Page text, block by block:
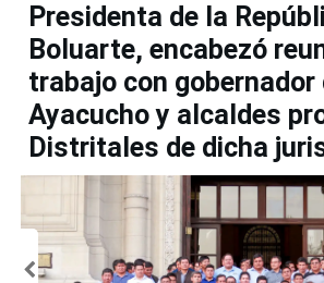
Presidenta de la
Boluarte, encabezó
trabajo con gobernador
Ayacucho y alcaldes
Distritales de dicha